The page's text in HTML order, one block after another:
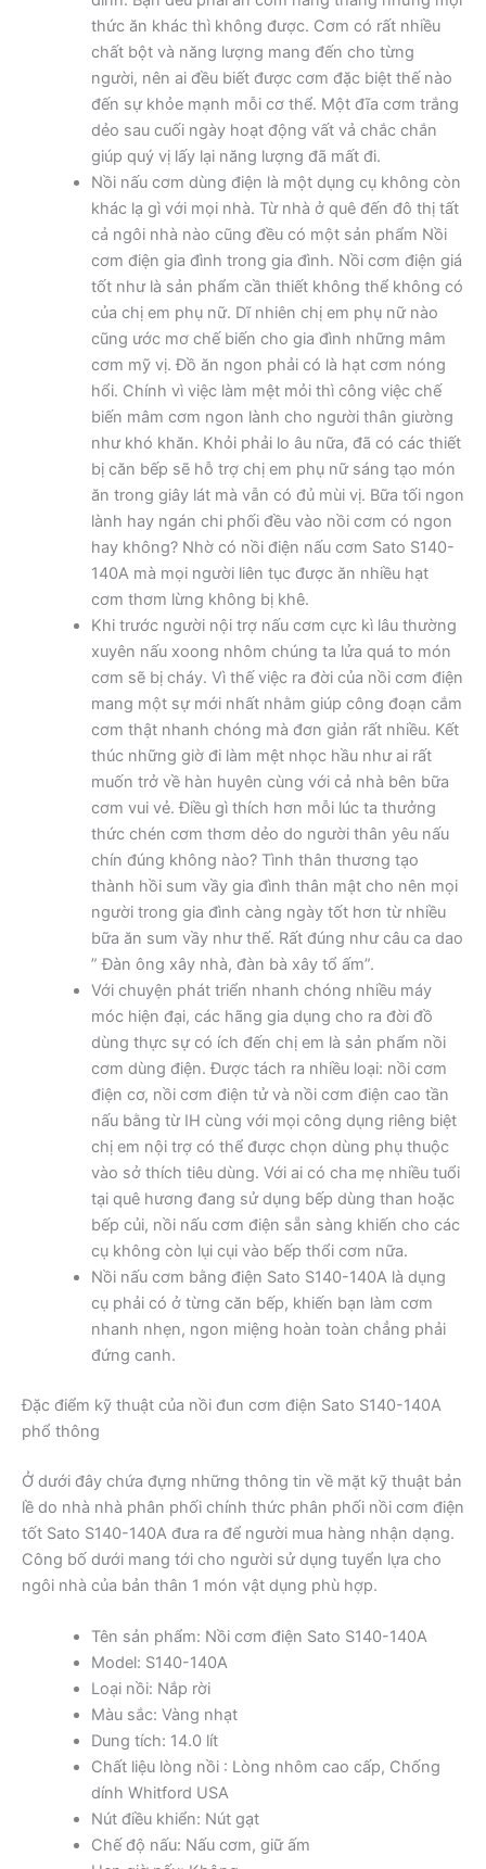
thức ăn khác thì không được. Cơm có rất nhiều
chất bột và năng lượng mang đến cho từng
người, nên ai đều biết được cơm đặc biệt thế nào
đến sự khỏe mạnh mỗi cơ thể. Một đĩa cơm trắng
dẻo sau cuối ngày hoạt động vất vả chắc chắn
giúp quý vị lấy lại năng lượng đã mất đi.
Nồi nấu cơm dùng điện là một dụng cụ không còn
khác lạ gì với mọi nhà. Từ nhà ở quê đến đô thị tất
cả ngôi nhà nào cũng đều có một sản phẩm Nồi
cơm điện gia đình trong gia đình. Nồi cơm điện giá
tốt như là sản phẩm cần thiết không thể không có
của chị em phụ nữ. Dĩ nhiên chị em phụ nữ nào
cũng ước mơ chế biến cho gia đình những mâm
cơm mỹ vị. Đồ ăn ngon phải có là hạt cơm nóng
hổi. Chính vì việc làm mệt mỏi thì công việc chế
biến mâm cơm ngon lành cho người thân giường
như khó khăn. Khỏi phải lo âu nữa, đã có các thiết
bị căn bếp sẽ hỗ trợ chị em phụ nữ sáng tạo món
ăn trong giây lát mà vẫn có đủ mùi vị. Bữa tối ngon
lành hay ngán chi phối đều vào nồi cơm có ngon
hay không? Nhờ có nồi điện nấu cơm Sato S140-
140A mà mọi người liên tục được ăn nhiều hạt
cơm thơm lừng không bị khê.
Khi trước người nội trợ nấu cơm cực kì lâu thường
xuyên nấu xoong nhôm chúng ta lửa quá to món
cơm sẽ bị cháy. Vì thế việc ra đời của nồi cơm điện
mang một sự mới nhất nhằm giúp công đoạn cắm
cơm thật nhanh chóng mà đơn giản rất nhiều. Kết
thúc những giờ đi làm mệt nhọc hầu như ai rất
muốn trở về hàn huyên cùng với cả nhà bên bữa
cơm vui vẻ. Điều gì thích hơn mỗi lúc ta thưởng
thức chén cơm thơm dẻo do người thân yêu nấu
chín đúng không nào? Tình thân thương tạo
thành hồi sum vầy gia đình thân mật cho nên mọi
người trong gia đình càng ngày tốt hơn từ nhiều
bữa ăn sum vầy như thế. Rất đúng như câu ca dao
” Đàn ông xây nhà, đàn bà xây tổ ấm”.
Với chuyện phát triển nhanh chóng nhiều máy
móc hiện đại, các hãng gia dụng cho ra đời đồ
dùng thực sự có ích đến chị em là sản phẩm nồi
cơm dùng điện. Được tách ra nhiều loại: nồi cơm
điện cơ, nồi cơm điện tử và nồi cơm điện cao tần
nấu bằng từ IH cùng với mọi công dụng riêng biệt
chị em nội trợ có thể được chọn dùng phụ thuộc
vào sở thích tiêu dùng. Với ai có cha mẹ nhiều tuổi
tại quê hương đang sử dụng bếp dùng than hoặc
bếp củi, nồi nấu cơm điện sẵn sàng khiến cho các
cụ không còn lụi cụi vào bếp thổi cơm nữa.
Nồi nấu cơm bằng điện Sato S140-140A là dụng
cụ phải có ở từng căn bếp, khiến bạn làm cơm
nhanh nhẹn, ngon miệng hoàn toàn chẳng phải
đứng canh.
Đặc điểm kỹ thuật của nồi đun cơm điện Sato S140-140A
phổ thông
Ở dưới đây chứa đựng những thông tin về mặt kỹ thuật bản
lề do nhà nhà phân phối chính thức phân phối nồi cơm điện
tốt Sato S140-140A đưa ra để người mua hàng nhận dạng.
Công bố dưới mang tới cho người sử dụng tuyển lựa cho
ngôi nhà của bản thân 1 món vật dụng phù hợp.
Tên sản phẩm: Nồi cơm điện Sato S140-140A
Model: S140-140A
Loại nồi: Nắp rời
Màu sắc: Vàng nhạt
Dung tích: 14.0 lít
Chất liệu lòng nồi : Lòng nhôm cao cấp, Chống
dính Whitford USA
Nút điều khiển: Nút gạt
Chế độ nấu: Nấu cơm, giữ ấm